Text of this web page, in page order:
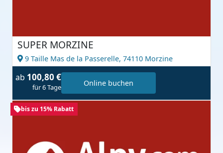
SUPER MORZINE
9 Taille Mas de la Passerelle, 74110 Morzine
ab 100,80 €
für 6 Tage Online buchen
bis zu 15% Rabatt